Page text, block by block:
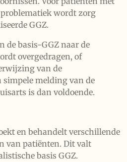
wordt zorg
GGZ.
de basis-GGZ naar de
overgedragen, of
van de
simpele melding van de
is dan voldoende.
en behandelt verschillende
van patiënten. Dit valt
basis GGZ.